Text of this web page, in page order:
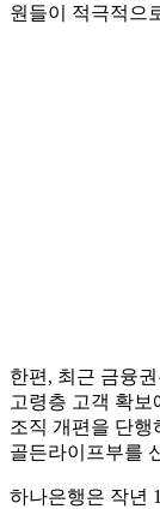
원들이 적극적으
한편, 최근 금융
고령층 고객 확보
조직 개편을 단행
골든라이프부를
하나은행은 작년